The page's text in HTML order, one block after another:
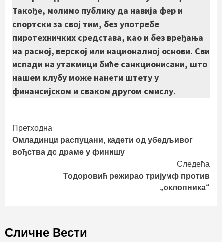
Такође, молимо публику да навија фер и
спортски за свој тим, без употребе
пиротехничких средстава, као и без вређања
на расној, верској или националној основи. Сви
испади на утакмици биће санкционисани, што
нашем клубу може нанети штету у
финансијском и сваком другом смислу.
Continue
Reading
Претходна
Омладинци распуцани, кадети од убедљивог
вођства до драме у финишу
Следећа
Тодоровић режирао тријумф против
„оклопника“
Сличне Вести